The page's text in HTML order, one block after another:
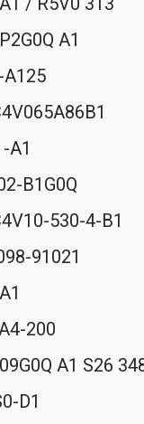
A1
A125
A1
B1G0Q
530-4-B1
91021
200
A1 S26
D1